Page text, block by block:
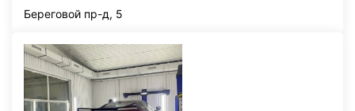
Береговой пр-д, 5